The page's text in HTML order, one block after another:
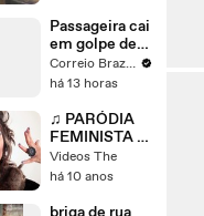
Maria
Passageira cai
em golpe de
motorista de
app após
400 no DF
Correio Braziliense
há 13 horas
♫ PARÓDIA
FEMINISTA -
MC Biel
'Química'
Barbara
Videos The
há 10 anos